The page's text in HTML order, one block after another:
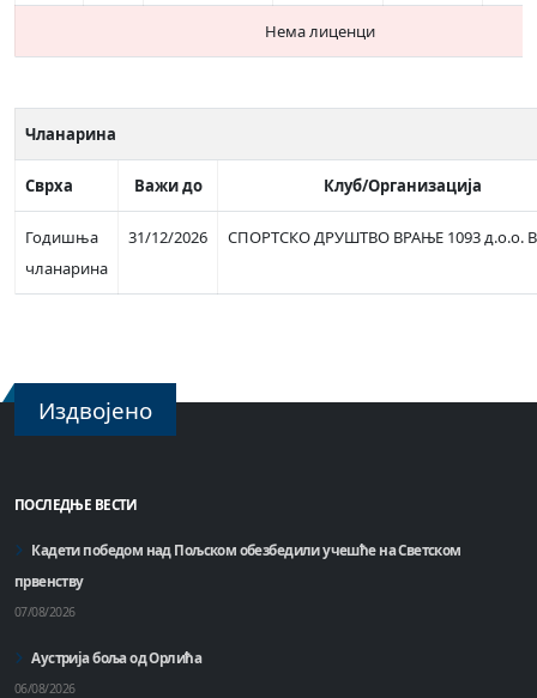
Нема лиценци
Чланарина
Сврха Важи до Клуб/Организација
Годишња
чланарина
31/12/2026 СПОРТСКО ДРУШТВО ВРАЊЕ 1093 д.о.о.
Издвојено
ПОСЛЕДЊЕ ВЕСТИ
Кадети победом над Пољском обезбедили учешће на Светском
првенству
07/08/2026
Аустрија боља од Орлића
06/08/2026